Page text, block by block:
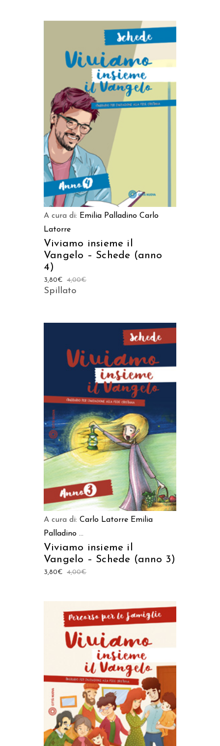
AGGIUNGI AL CARRELLO
A cura di: Emilia Palladino Carlo
Latorre
Viviamo insieme il
Vangelo – Schede (anno
4)
4,00€
3,80€
Spillato
AGGIUNGI AL CARRELLO
A cura di: Carlo Latorre Emilia
Palladino ...
Viviamo insieme il
Vangelo – Schede (anno 3)
4,00€
3,80€
AGGIUNGI AL CARRELLO